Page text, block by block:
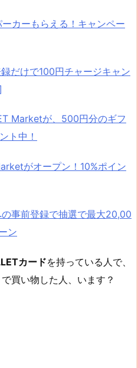
カーもらえる！キャンペー
だけで100円チャージキャン
Marketが、500円分のギフ
ト中！
がオープン！10%ポイン
事前登録で抽選で最大20,00
ン
カードを持っている人で、
買い物した人、います？